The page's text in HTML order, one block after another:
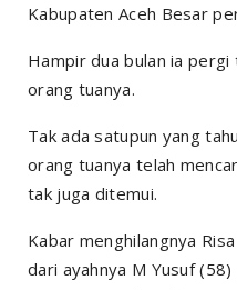
Kabupaten Aceh Besar
Hampir dua bulan ia pergi
orang tuanya.
Tak ada satupun yang
orang tuanya telah
tak juga ditemui.
Kabar menghilangnya
dari ayahnya M Yusuf